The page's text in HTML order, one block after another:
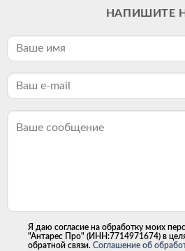
НАПИШИТЕ
Я даю согласие на обработку моих
"Антарес Про" (ИНН:7714971674) в
обратной связи. Соглашение об